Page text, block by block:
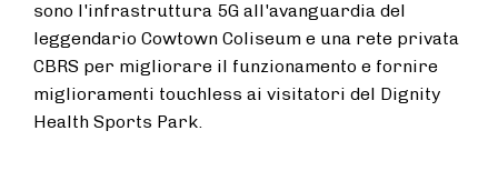
sono l'infrastruttura 5G all'avanguardia del
leggendario Cowtown Coliseum e una rete privata
CBRS per migliorare il funzionamento e fornire
miglioramenti touchless ai visitatori del Dignity
Health Sports Park.